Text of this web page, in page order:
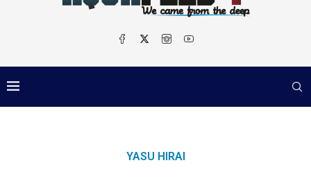
YASU HIRAI